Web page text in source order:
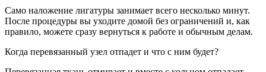
Само наложение лигатуры занимает всего несколько минут.
После процедуры вы уходите домой без ограничений и, как
правило, можете сразу вернуться к работе и обычным делам.
Когда перевязанный узел отпадет и что с ним будет?